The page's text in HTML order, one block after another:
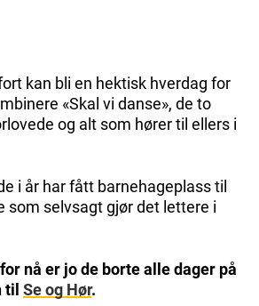
kan bli en hektisk hverdag for
«Skal vi danse», de to
og alt som hører til ellers i
i år har fått barnehageplass til
som selvsagt gjør det lettere i
nå er jo de borte alle dager på
Se og Hør.